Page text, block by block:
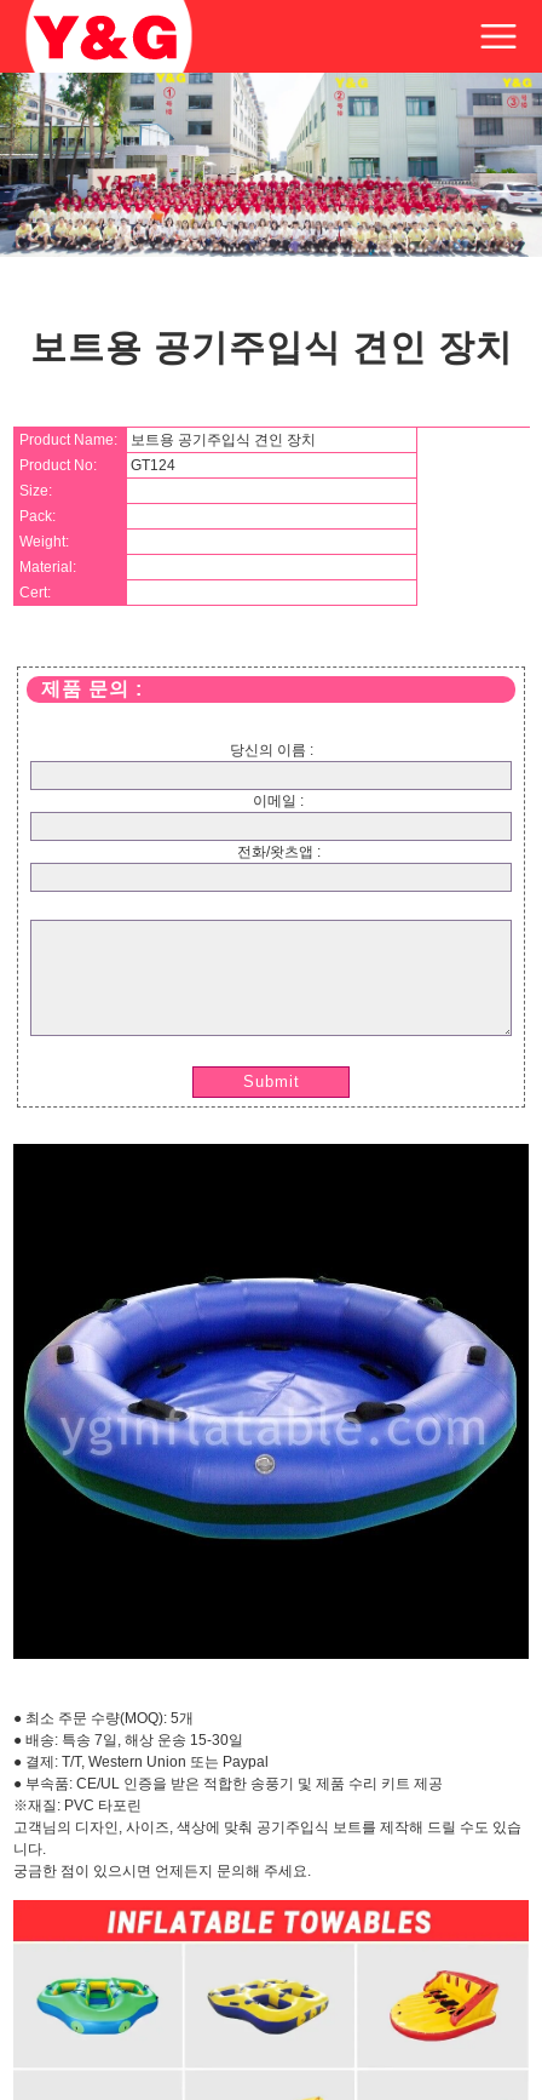
보트용 공기주입식 견인 장치
Product Name:
보트용 공기주입식 견인 장치
Product No:
GT124
Size:
Pack:
Weight:
Material:
Cert:
제품 문의 :
당신의 이름 :
이메일 :
전화/왓츠앱 :
Submit
● 최소 주문 수량(MOQ): 5개
● 배송: 특송 7일, 해상 운송 15-30일
● 결제: T/T, Western Union 또는 Paypal
● 부속품: CE/UL 인증을 받은 적합한 송풍기 및 제품 수리 키트 제공
※재질: PVC 타포린
고객님의 디자인, 사이즈, 색상에 맞춰 공기주입식 보트를 제작해 드릴 수도 있습
니다.
궁금한 점이 있으시면 언제든지 문의해 주세요.